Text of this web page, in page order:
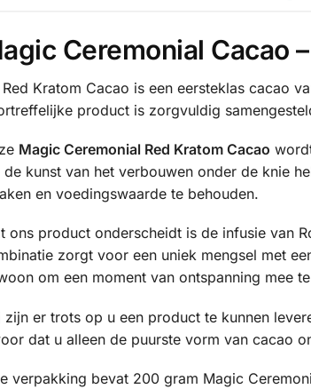
Ceremonial Cacao
Red Kratom Cacao is een eersteklas cacao
product is zorgvuldig
Magic Ceremonial Red Kratom Cacao
de kunst van het verbouwen onder de knie
en voedingswaarde te behouden.
ons product onderscheidt is de infusie van
zorgt voor een uniek mengsel met
om een moment van ontspanning mee
zijn er trots op u een product te kunnen
dat u alleen de puurste vorm van cacao
verpakking bevat 200 gram Magic